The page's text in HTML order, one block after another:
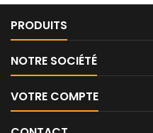
PRODUITS
NOTRE SOCIÉTÉ
VOTRE COMPTE